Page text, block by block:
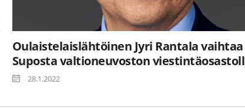
Oulaistelaislähtöinen Jyri Rantala vaihtaa
Suposta valtioneuvoston
28.1.2022